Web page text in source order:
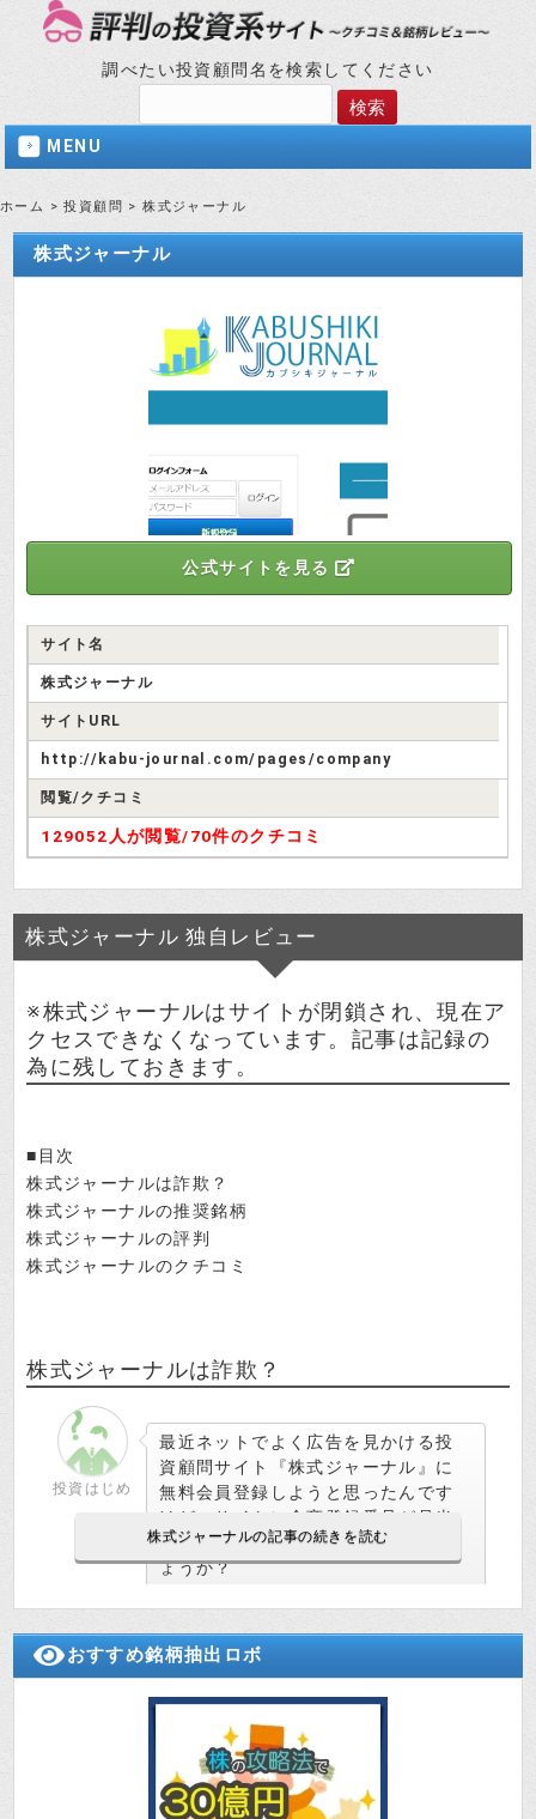
調べたい投資顧問名を検索してください
MENU
ホーム >投資顧問 >株式ジャーナル
株式ジャーナル
公式サイトを見る
サイト名
株式ジャーナル
サイトURL
http://kabu-journal.com/pages/company
閲覧/クチコミ
129052人が閲覧/70件のクチコミ
株式ジャーナル 独自レビュー
※株式ジャーナルはサイトが閉鎖され、現在ア
クセスできなくなっています。記事は記録の
為に残しておきます。
■目次
株式ジャーナルは詐欺？
株式ジャーナルの推奨銘柄
株式ジャーナルの評判
株式ジャーナルのクチコミ
株式ジャーナルは詐欺？
投資はじめ
最近ネットでよく広告を見かける投
資顧問サイト『株式ジャーナル』に
無料会員登録しようと思ったんです
けど、サイトに金商登録番号が見当
たらないんですよ、詐欺サイトでし
ょうか？
検証さつき
金商登録番号がないだけで、詐欺と
決めつけてはいけないわ。無料で投
資顧問業として金商登録は不要なの
でも、株式ジャーナルの運営会社
おすすめ銘柄抽出ロボ